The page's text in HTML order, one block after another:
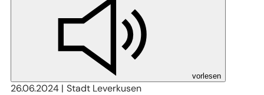
vorlesen
26.06.2024 Stadt Leverkusen